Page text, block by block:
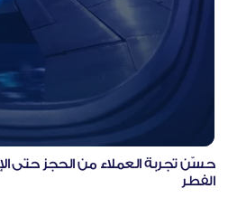
حسّن تجربة العملاء من الحجز حتى
الفطر